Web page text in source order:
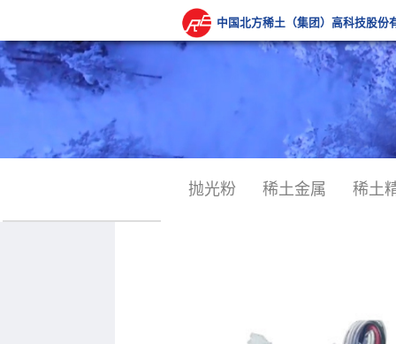
中国北方稀土（集团）高科技股份
抛光粉 稀土金属 稀土